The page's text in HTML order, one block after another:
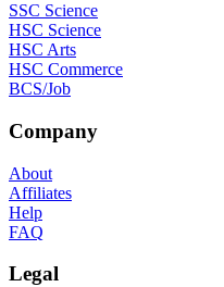
SSC Science
HSC Science
HSC Arts
HSC Commerce
BCS/Job
Company
About
Affiliates
Help
FAQ
Legal